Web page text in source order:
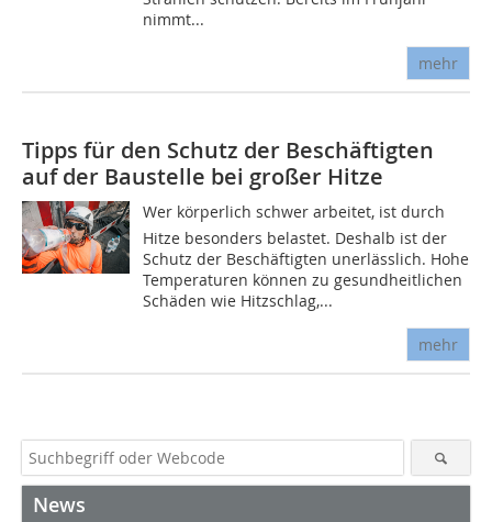
nimmt...
mehr
Tipps für den Schutz der Beschäftigten
auf der Baustelle bei großer Hitze
Wer körperlich schwer arbeitet, ist durch
Hitze besonders belastet. Deshalb ist der
Schutz der Beschäftigten unerlässlich. Hohe
Temperaturen können zu gesundheitlichen
Schäden wie Hitzschlag,...
mehr
News